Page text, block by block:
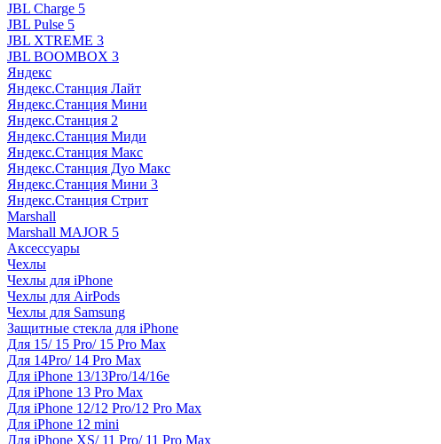
JBL Charge 5
JBL Pulse 5
JBL XTREME 3
JBL BOOMBOX 3
Яндекс
Яндекс.Станция Лайт
Яндекс.Станция Мини
Яндекс.Станция 2
Яндекс.Станция Миди
Яндекс.Станция Макс
Яндекс.Станция Дуо Макс
Яндекс.Станция Мини 3
Яндекс.Станция Стрит
Marshall
Marshall MAJOR 5
Аксессуары
Чехлы
Чехлы для iPhone
Чехлы для AirPods
Чехлы для Samsung
Защитные стекла для iPhone
Для 15/ 15 Pro/ 15 Pro Max
Для 14Pro/ 14 Pro Max
Для iPhone 13/13Pro/14/16e
Для iPhone 13 Pro Max
Для iPhone 12/12 Pro/12 Pro Max
Для iPhone 12 mini
Для iPhone XS/ 11 Pro/ 11 Pro Max